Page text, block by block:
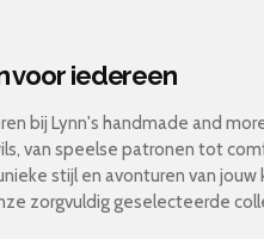
voor iedereen
bij Lynn's handmade and
van speelse patronen tot
stijl en avonturen van jouw
zorgvuldig geselecteerde